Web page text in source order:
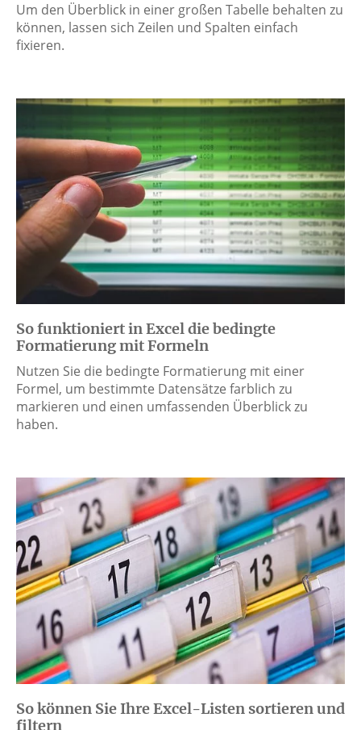
Um den Überblick in einer großen Tabelle behalten zu
können, lassen sich Zeilen und Spalten einfach
fixieren.
So funktioniert in Excel die bedingte
Formatierung mit Formeln
Nutzen Sie die bedingte Formatierung mit einer
Formel, um bestimmte Datensätze farblich zu
markieren und einen umfassenden Überblick zu
haben.
So können Sie Ihre Excel-Listen sortieren und
filtern